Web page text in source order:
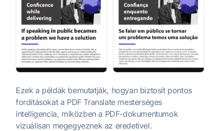
Ezek a példák bemutatják, hogyan biztosít pontos
fordításokat a PDF Translate mesterséges
intelligencia, miközben a PDF-dokumentumok
vizuálisan megegyeznek az eredetivel.